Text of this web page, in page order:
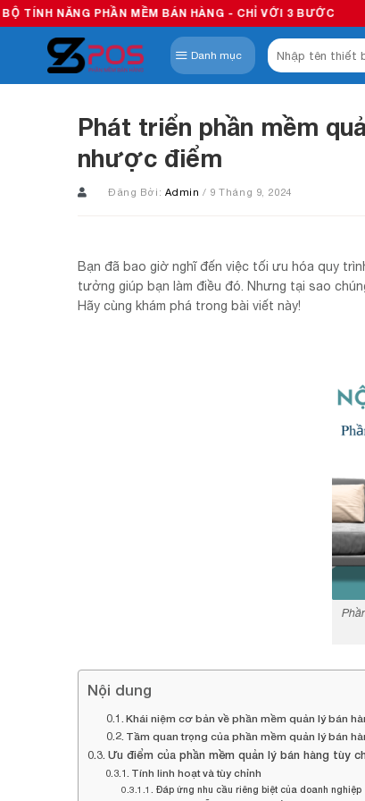
Skip
to
content
PHẦN MỀM BÁN HÀNG - CHỈ VỚI 3 BƯỚC
Danh mục
Tìm
kiếm:
Phát triển phần mềm
nhược điểm
Đăng Bởi: Admin / 9 Tháng 9, 2024
Bạn đã bao giờ nghĩ đến việc tối ưu hóa quy
tưởng giúp bạn làm điều đó. Nhưng tại sao
Hãy cùng khám phá trong bài viết này!
Nội dung
Khái niệm cơ bản về phần mềm quản lý bán
Tầm quan trọng của phần mềm quản lý bán
Ưu điểm của phần mềm quản lý bán hàng tùy
Tính linh hoạt và tùy chỉnh
Đáp ứng nhu cầu riêng biệt của doanh nghiệp